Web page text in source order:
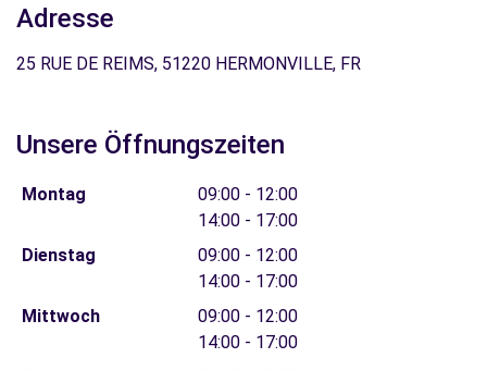
Adresse
25 RUE DE REIMS, 51220 HERMONVILLE, FR
Unsere Öffnungszeiten
Montag
09:00 - 12:00
14:00 - 17:00
Dienstag
09:00 - 12:00
14:00 - 17:00
Mittwoch
09:00 - 12:00
14:00 - 17:00